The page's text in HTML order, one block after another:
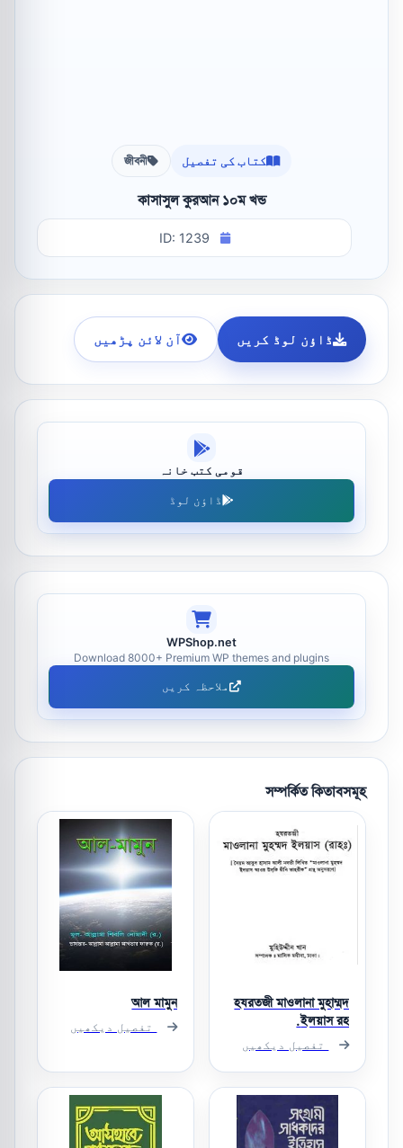
کتاب کی تفصیل জীবনী
কাসাসুল কুরআন ১০ম খন্ড
ID: 1239
ڈاؤن لوڈ کریں آن لائن پڑھیں
قومی کتب خانہ
ڈاؤن لوڈ
WPShop.net
Download 8000+ Premium WP themes and plugins
ملاحظہ کریں
সম্পর্কিত কিতাবসমূহ
হযরতজী মাওলানা মুহাম্মদ
ইলয়াস রহ.
تفصیل دیکھیں
আল মামুন
تفصیل دیکھیں